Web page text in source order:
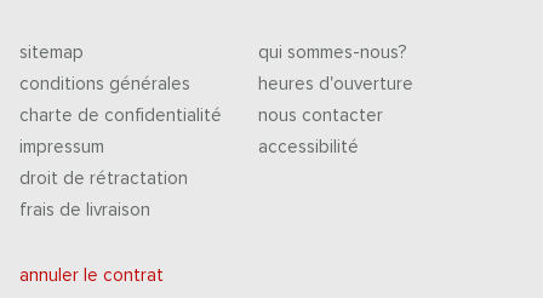
sitemap
conditions générales
charte de confidentialité
impressum
droit de rétractation
frais de livraison
qui sommes-nous?
heures d'ouverture
nous contacter
accessibilité
annuler le contrat